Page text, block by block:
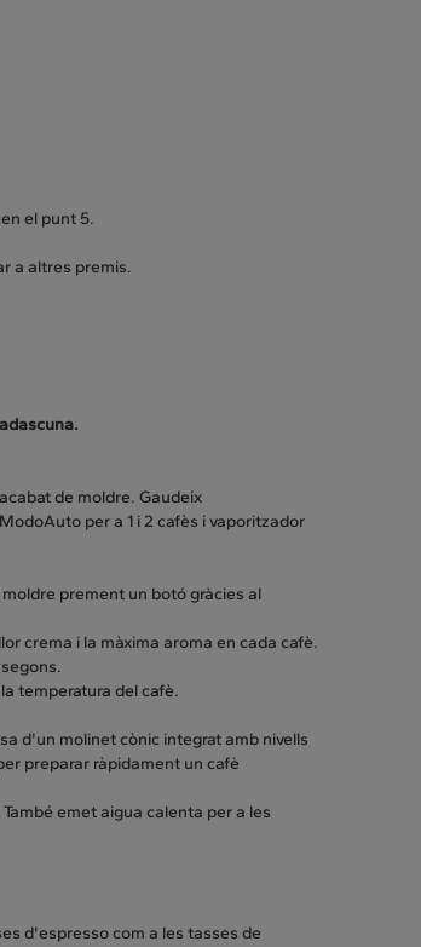
el punt 5.
a altres premis.
de moldre. Gaudeix
per a 1 i 2 cafès i vaporitzador
prement un botó gràcies al
crema i la màxima aroma en cada cafè.
temperatura del cafè.
d'un molinet cònic integrat amb nivells
preparar ràpidament un cafè
emet aigua calenta per a les
d'espresso com a les tasses de